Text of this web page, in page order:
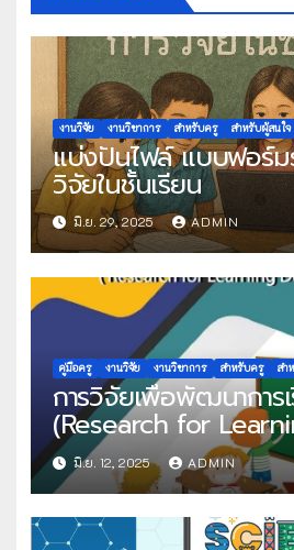
งานวิจัย งานวิชาการ สำหรับครู สำหรับผู้สนใจ
แบ่งปันไฟล์ แบบฟอร์ม
วิจัยในชั้นเรียน
มิ.ย. 29, 2025 ADMIN
คู่มือครู งานวิจัย งานวิชาการ สำหรับครู สำ
การวิจัยเพื่อพัฒนาการ
(Research for
Development)
มิ.ย. 12, 2025 ADMIN